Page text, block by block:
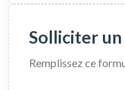
Solliciter
Remplissez ce